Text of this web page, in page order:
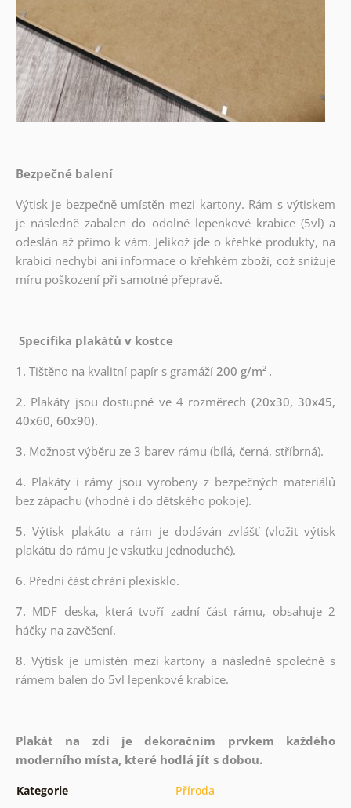
Bezpečné balení
Výtisk je bezpečně umístěn mezi kartony. Rám s výtiskem
je následně zabalen do odolné lepenkové krabice (5vl) a
odeslán až přímo k vám. Jelikož jde o křehké produkty, na
krabici nechybí ani informace o křehkém zboží, což snižuje
míru poškození při samotné přepravě.
Specifika plakátů v kostce
1. Tištěno na kvalitní papír s gramáží200 g/m² .
2. Plakáty jsou dostupné ve 4 rozměrech (20x30, 30x45,
40x60, 60x90).
3. Možnost výběru ze 3 barev rámu (bílá, černá, stříbrná).
4. Plakáty i rámy jsou vyrobeny z bezpečných materiálů
bez zápachu (vhodné i do dětského pokoje).
5.Výtisk plakátu a rám je dodáván zvlášť (vložit výtisk
plakátu do rámu je vskutku jednoduché).
6. Přední část chrání plexisklo.
7. MDF deska, která tvoří zadní část rámu, obsahuje 2
háčky na zavěšení.
8. Výtisk je umístěn mezi kartony a následně společně s
rámem balen do 5vl lepenkové krabice.
Plakát na zdi je dekoračním prvkem každého
moderního místa, které hodlá jít s dobou.
Kategorie Příroda